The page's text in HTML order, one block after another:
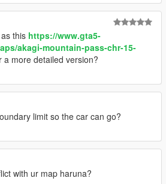
this https://www.gta5-
akagi-mountain-pass-chr-15-
a more detailed version?
limit so the car can go?
with ur map haruna?